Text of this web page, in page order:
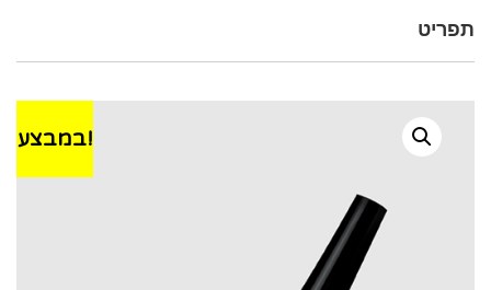
Toggle
תפריט
במבצע!